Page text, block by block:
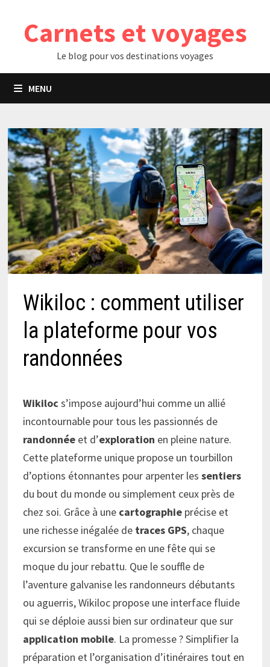
contenuCarnets et voyages
Le blog pour vos destinations voyages
MENU
Wikiloc : comment utiliser
la plateforme pour vos
randonnées
Wikiloc s’impose aujourd’hui comme un allié
incontournable pour tous les passionnés de
randonnée et d’exploration en pleine nature.
Cette plateforme unique propose un tourbillon
d’options étonnantes pour arpenter lessentiers
du bout du monde ou simplement ceux près de
chez soi. Grâce à une cartographie précise et
une richesse inégalée de traces GPS, chaque
excursion se transforme en une fête qui se
moque du jour rebattu. Que le souffle de
l’aventure galvanise les randonneurs débutants
ou aguerris, Wikiloc propose une interface fluide
qui se déploie aussi bien sur ordinateur que sur
application mobile. La promesse ? Simplifier la
préparation et l’organisation d’itinéraires tout en